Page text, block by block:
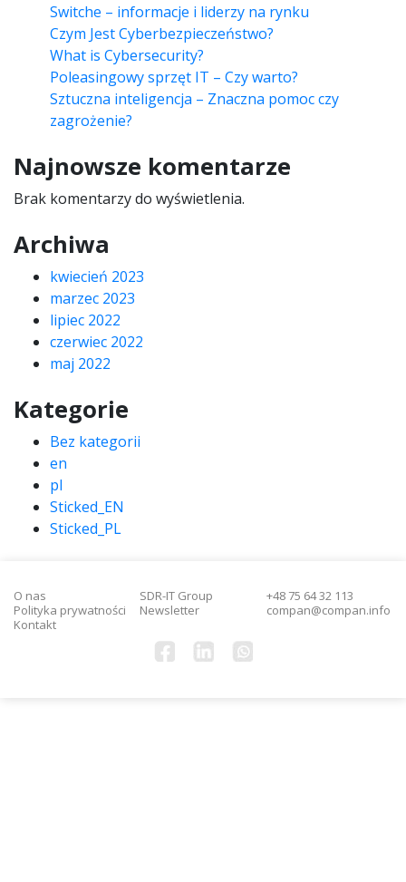
Switche – informacje i liderzy na rynku
Czym Jest Cyberbezpieczeństwo?
What is Cybersecurity?
Poleasingowy sprzęt IT – Czy warto?
Sztuczna inteligencja – Znaczna pomoc czy
zagrożenie?
Najnowsze komentarze
Brak komentarzy do wyświetlenia.
Archiwa
kwiecień 2023
marzec 2023
lipiec 2022
czerwiec 2022
maj 2022
Kategorie
Bez kategorii
en
pl
Sticked_EN
Sticked_PL
O nas
Polityka prywatności
Kontakt
SDR-IT Group
Newsletter
+48 75 64 32 113
compan@compan.info